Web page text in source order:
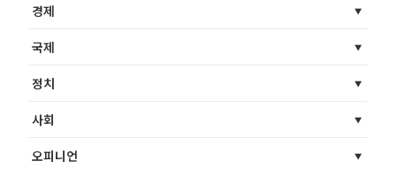
경제
국제
정치
사회
오피니언